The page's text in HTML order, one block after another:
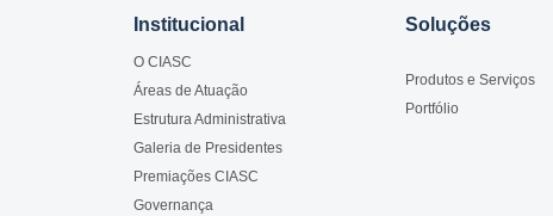
Institucional
O CIASC
Áreas de Atuação
Estrutura Administrativa
Galeria de Presidentes
Premiações CIASC
Governança
Soluções
Produtos e Serviços
Portfólio